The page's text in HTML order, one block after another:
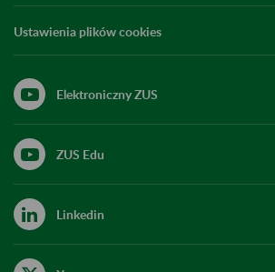
Ustawienia plików cookies
Elektroniczny ZUS
ZUS Edu
Linkedin